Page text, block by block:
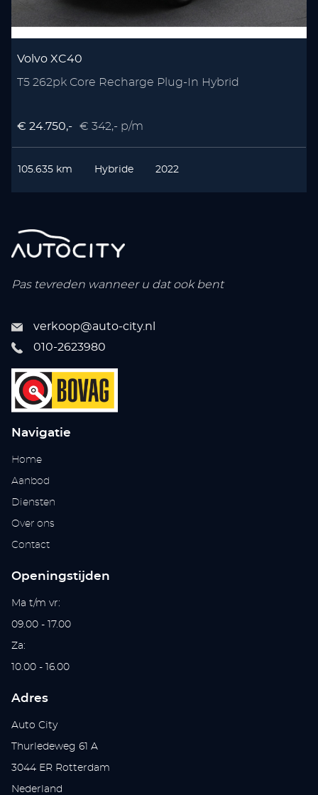
Volvo XC40
T5 262pk Core Recharge Plug-In Hybrid
€ 24.750,- € 342,- p/m
105.635 km Hybride 2022
Pas tevreden wanneer u dat ook bent
verkoop@auto-city.nl
010-2623980
Navigatie
Home
Aanbod
Diensten
Over ons
Contact
Openingstijden
Ma t/m vr:
09.00 - 17.00
Za:
10.00 - 16.00
Adres
Auto City
Thurledeweg 61 A
3044 ER Rotterdam
Nederland